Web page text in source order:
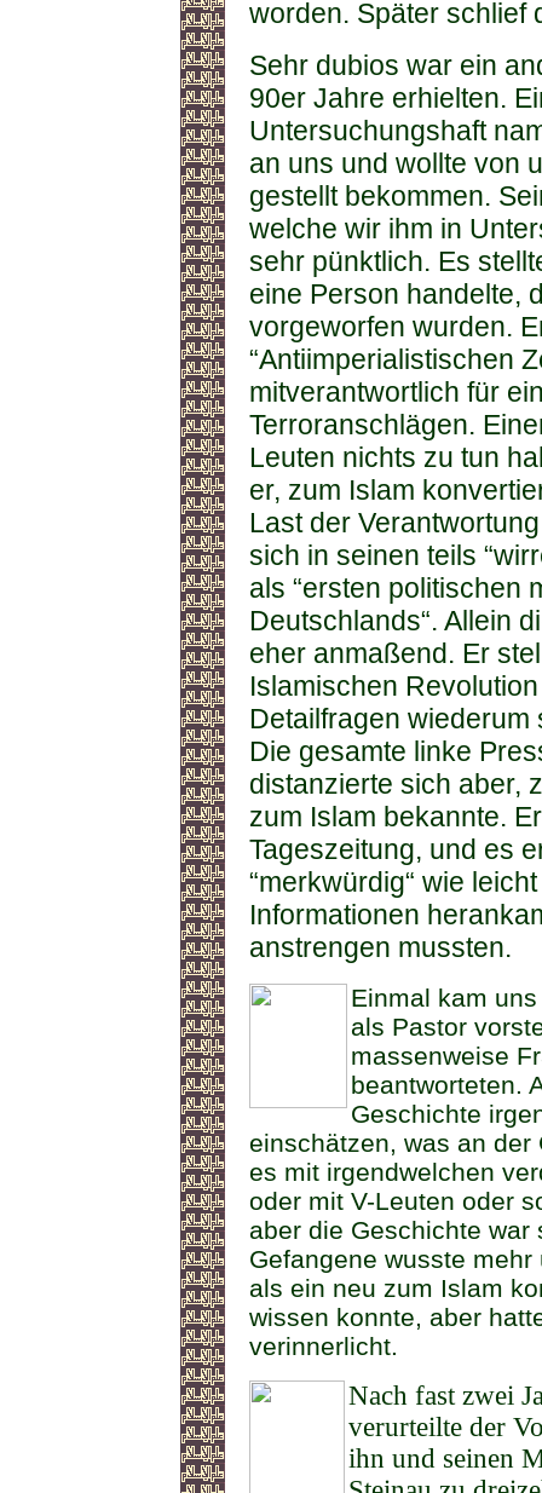
worden. Später schlief
Sehr dubios war ein
90er Jahre erhielten.
Untersuchungshaft
an uns und wollte von
gestellt bekommen.
welche wir ihm in
sehr pünktlich. Es
eine Person handelte,
vorgeworfen wurden.
“Antiimperialistischen
mitverantwortlich für
Terroranschlägen.
Leuten nichts zu tun
er, zum Islam
Last der
sich in seinen teils
als “ersten politischen
Deutschlands“. Allein
eher anmaßend. Er
Islamischen
Detailfragen wiederum
Die gesamte linke
distanzierte sich aber,
zum Islam bekannte.
Tageszeitung, und es
“merkwürdig“ wie
Informationen
anstrengen mussten.
Einmal kam
als Pastor
massenweise
beantworteten.
Geschichte
einschätzen, was an
es mit irgendwelchen
oder mit V-Leuten oder
aber die Geschichte war
Gefangene wusste
als ein neu zum Islam
wissen konnte, aber
verinnerlicht.
Nach fast zwei
verurteilte der
ihn und seinen